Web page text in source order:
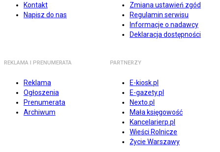
Kontakt
Napisz do nas
Zmiana ustawień zgód
Regulamin serwisu
Informacje o nadawcy
Deklaracja dostępności
REKLAMA I PRENUMERATA
Reklama
Ogłoszenia
Prenumerata
Archiwum
PARTNERZY
E-kiosk.pl
E-gazety.pl
Nexto.pl
Mała księgowość
Kancelarierp.pl
Wieści Rolnicze
Życie Warszawy